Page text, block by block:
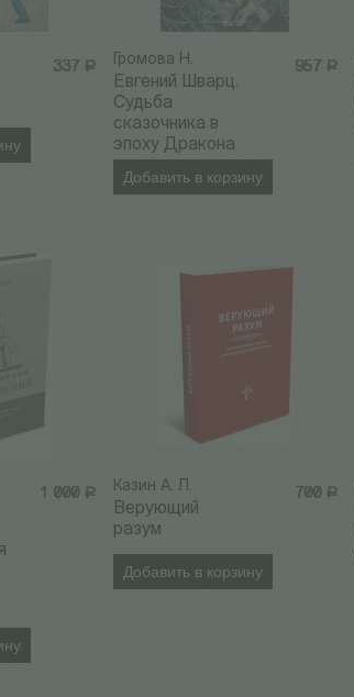
337 Р 957 Р
Громова Н.
Евгений Шварц.
Судьба
сказочника в
эпоху Дракона
Добавить в корзину
1 000 Р 700 Р
Казин А. Л.
Верующий
разум
Добавить в корзину